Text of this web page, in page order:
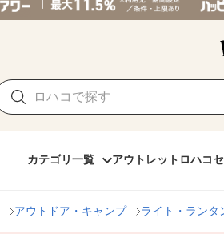
カテゴリ一覧 アウトレット ロハコ
アウトドア・キャンプ ライト・ランタ